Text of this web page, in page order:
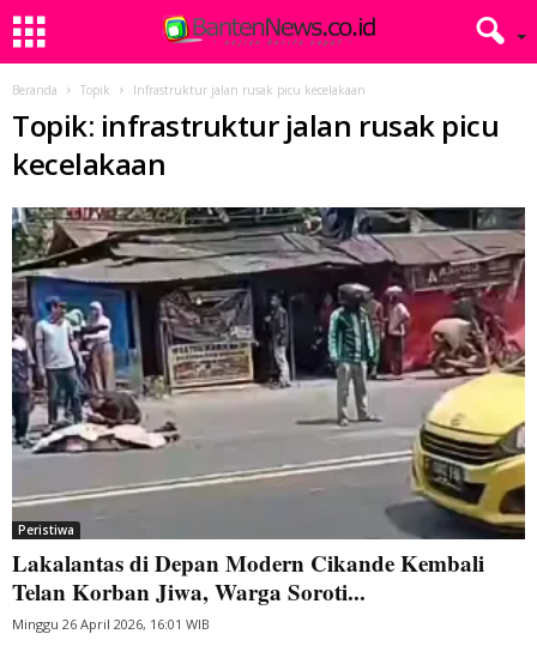
Beranda Topik Infrastruktur jalan rusak picu kecelakaan
Topik: infrastruktur jalan rusak picu
kecelakaan
Peristiwa
Lakalantas di Depan Modern Cikande Kembali
Telan Korban Jiwa, Warga Soroti...
Minggu 26 April 2026, 16:01 WIB